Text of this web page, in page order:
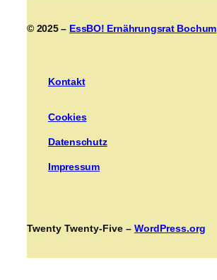
© 2025 – EssBO! Ernährungsrat Bochum
Kontakt
Cookies
Datenschutz
Impressum
Twenty Twenty-Five – WordPress.org